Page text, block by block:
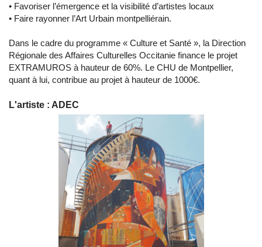
• Favoriser l’émergence et la visibilité d’artistes locaux
• Faire rayonner l’Art Urbain montpelliérain.
Dans le cadre du programme « Culture et Santé », la Direction
Régionale des Affaires Culturelles Occitanie finance le projet
EXTRAMUROS à hauteur de 60%. Le CHU de Montpellier,
quant à lui, contribue au projet à hauteur de 1000€.
L'artiste : ADEC